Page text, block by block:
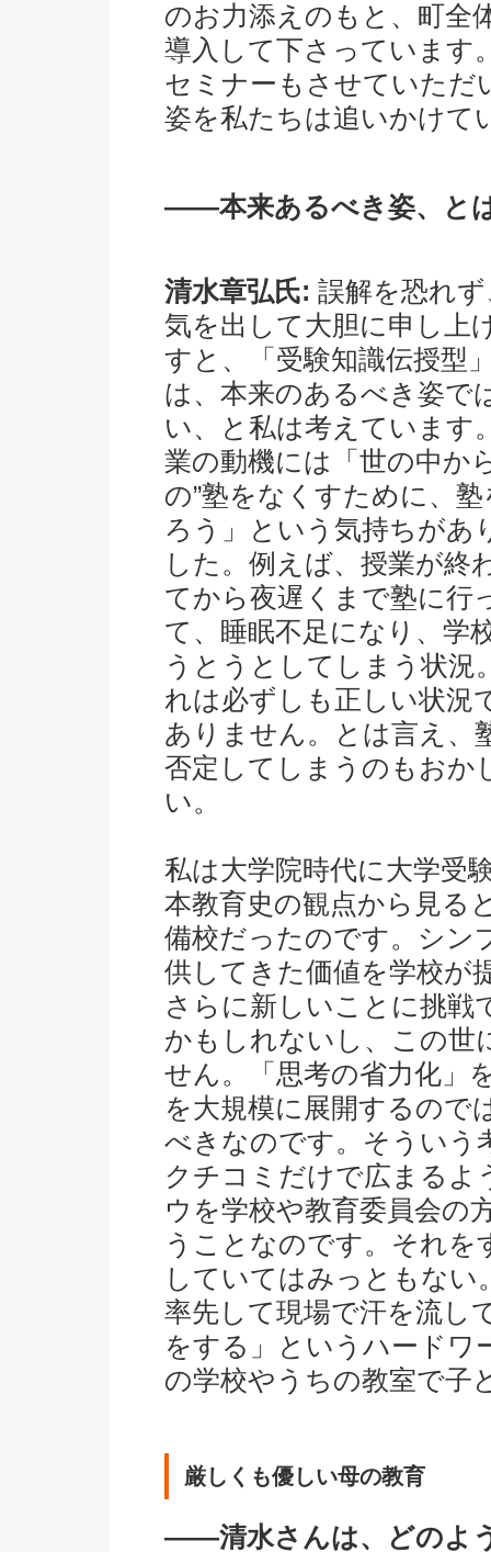
のお力添えのもと、町全
導入して下さっています
セミナーもさせていただ
姿を私たちは追いかけて
――本来あるべき姿、と
清水章弘氏: 誤解を恐れず
気を出して大胆に申し上
すと、「受験知識伝授型
は、本来のあるべき姿で
い、と私は考えています
業の動機には「世の中か
の”塾をなくすために、塾
ろう」という気持ちがあ
した。例えば、授業が終
てから夜遅くまで塾に行
て、睡眠不足になり、学
うとうとしてしまう状況
れは必ずしも正しい状況
ありません。とは言え、
否定してしまうのもおか
い。
私は大学院時代に大学受
本教育史の観点から見る
備校だったのです。シン
供してきた価値を学校が
さらに新しいことに挑戦
かもしれないし、この世
せん。「思考の省力化」
を大規模に展開するので
べきなのです。そういう
クチコミだけで広まるよ
ウを学校や教育委員会の
うことなのです。それを
していてはみっともない
率先して現場で汗を流し
をする」というハードワ
の学校やうちの教室で子
厳しくも優しい母の教育
――清水さんは、どのよ